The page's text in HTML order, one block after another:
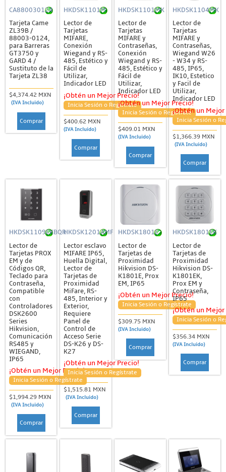
CA880030124
Tarjeta Came
ZL39B /
88003-0124,
para Barreras
GT3750 y
GARD 4 /
Sustituto de la
Tarjeta ZL38
$4,374.42 MXN
(IVA Incluido)
Comprar
HKDSK1101M
Lector de
Tarjetas
MIFARE,
Conexión
Wiegand y RS-
485, Estético y
Fácil de
Utilizar,
Indicador LED
¡Obtén un Mejor Precio!
Inicia Sesión o Regístrate
$400.62 MXN
(IVA Incluido)
Comprar
HKDSK1101MK
Lector de
Tarjetas
MIFARE y
Contraseñas,
Conexión
Wiegand y RS-
485, Estético y
Fácil de
Utilizar,
Indicador LED
¡Obtén un Mejor Precio!
Inicia Sesión o Regístrate
$409.01 MXN
(IVA Incluido)
Comprar
HKDSK1104MK
Lector de
Tarjetas
MIFARE y
Contraseñas,
Wiegand W26
- W34 y RS-
485, IP65,
IK10, Estetico
y Facil de
Utilizar,
Indicador LED
¡Obtén un
Inicia Sesión o
$1,366.39 MXN
(IVA Incluido)
Comprar
HKDSK1109EKBQR
Lector de
Tarjetas PROX
EM y de
Códigos QR,
Teclado para
Contraseña,
Compatible
con
Controladores
DSK2600
Series
Hikvision,
Comunicación
RS485 y
WIEGAND,
IP65
¡Obtén un Mejor Precio!
Inicia Sesión o Regístrate
$1,994.29 MXN
(IVA Incluido)
Comprar
HKDSK1201AMF
Lector esclavo
MIFARE IP65,
Huella Digital,
Lector de
Tarjetas de
Proximidad
MiFare, RS-
485, Interior y
Exterior,
Requiere
Panel de
Control de
Acceso Serie
DS-K26 y DS-
K27
¡Obtén un Mejor Precio!
Inicia Sesión o Regístrate
$1,515.81 MXN
(IVA Incluido)
Comprar
HKDSK1801E
Lector de
Tarjetas de
Proximidad
Hikvision DS-
K1801E, Prox
EM, IP65
¡Obtén un Mejor Precio!
Inicia Sesión o Regístrate
$309.75 MXN
(IVA Incluido)
Comprar
HKDSK1801EK
Lector de
Tarjetas de
Proximidad
Hikvision DS-
K1801EK,
Prox EM y
Contraseña,
IP65
¡Obtén un
Inicia Sesión o
$356.34 MXN
(IVA Incluido)
Comprar